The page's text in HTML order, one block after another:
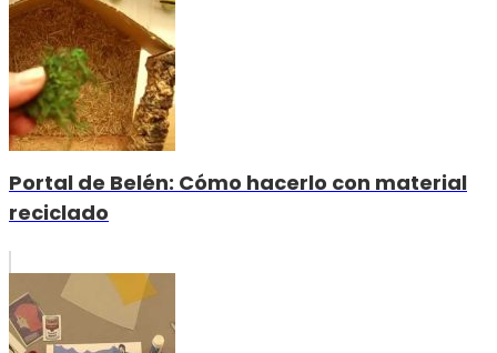
Portal de Belén: Cómo hacerlo con material
reciclado